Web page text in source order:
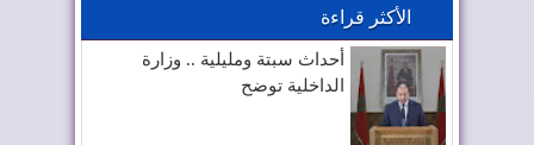
الأكثر قراءة
أحداث سبتة ومليلية .. وزارة
الداخلية توضح